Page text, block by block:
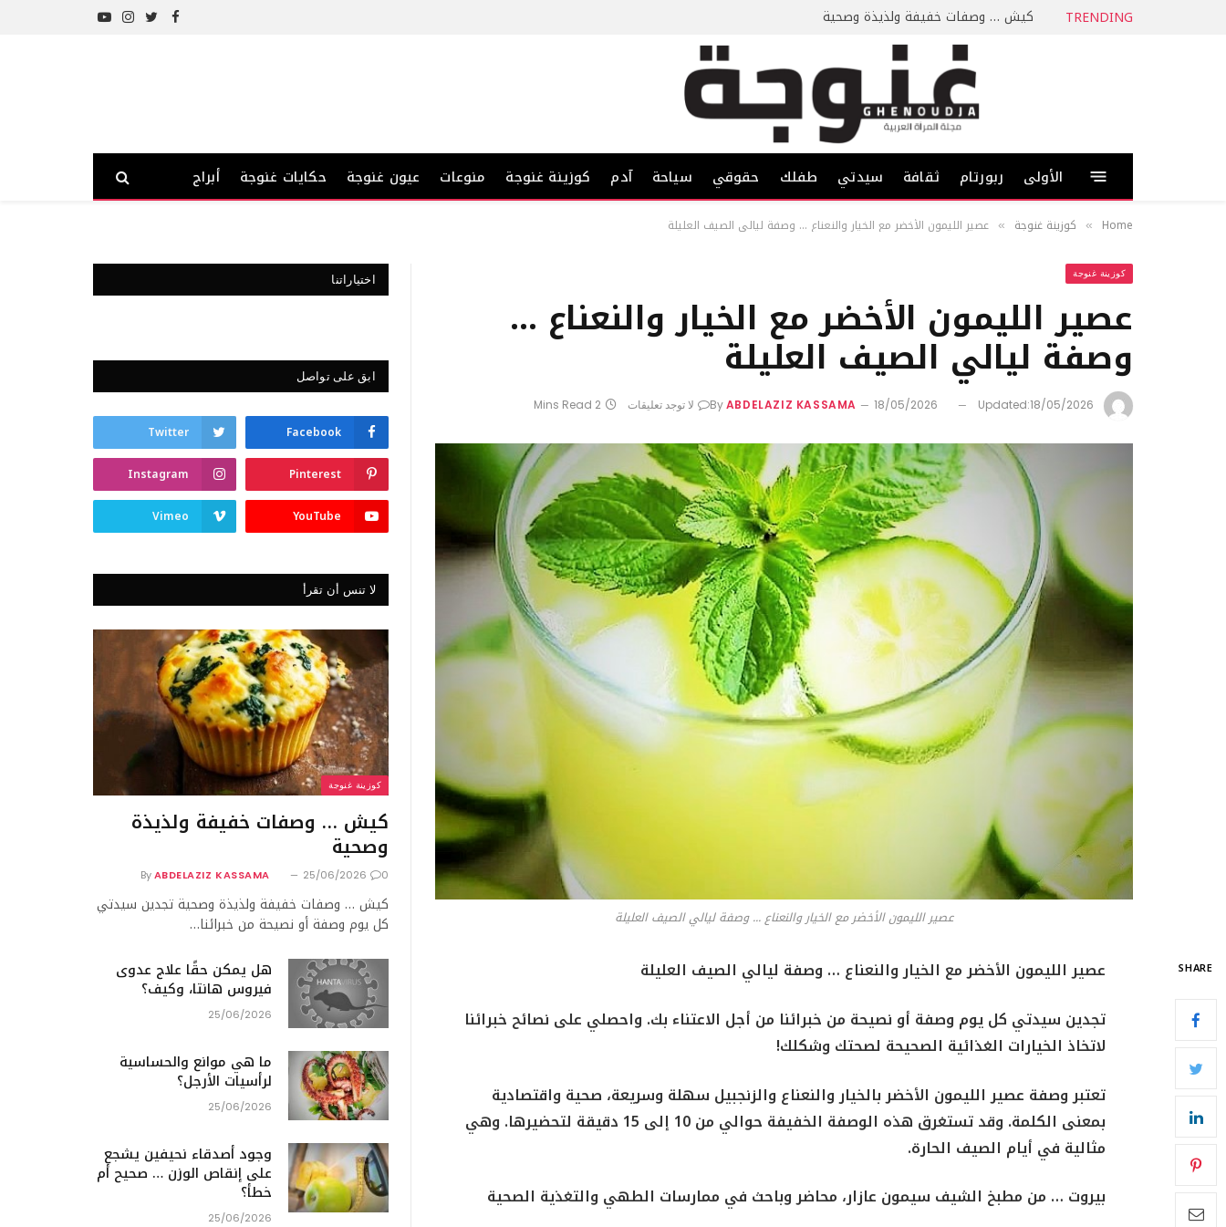
TRENDING كيش … وصفات خفيفة ولذيذة وصحية Facebook
Twitter
Instagram
YouTube
الأولى ربورتام ثقافة سيدتي طفلك حقوقي سياحة آدم كوزينة غنوجة منوعات عيون غنوجة حكايات غنوجة أبراج
Home
» كوزينة غنوجة » عصير الليمون الأخضر مع الخيار والنعناع … وصفة ليالي الصيف العليلة
كوزينة غنوجة
عصير الليمون الأخضر مع الخيار والنعناع …
وصفة ليالي الصيف العليلة
ByABDELAZIZ KASSAMA 18/05/2026 Updated:18/05/2026 لا توجد تعليقات 2 Mins Read
عصير الليمون الأخضر مع الخيار والنعناع ... وصفة ليالي الصيف العليلة
SHARE
عصير الليمون الأخضر مع الخيار والنعناع … وصفة ليالي الصيف العليلة
تجدين سيدتي كل يوم وصفة أو نصيحة من خبرائنا من أجل الاعتناء بك. واحصلي على نصائح خبرائنا
لاتخاذ الخيارات الغذائية الصحيحة لصحتك وشكلك!
تعتبر وصفة عصير الليمون الأخضر بالخيار والنعناع والزنجبيل سهلة وسريعة، صحية واقتصادية
بمعنى الكلمة. وقد تستغرق هذه الوصفة الخفيفة حوالي من 10 إلى 15 دقيقة لتحضيرها. وهي
مثالية في أيام الصيف الحارة.
بيروت … من مطبخ الشيف سيمون عازار، محاضر وباحث في ممارسات الطهي والتغذية الصحية
اختياراتنا
ابق على تواصل
Facebook
Twitter
Pinterest
Instagram
YouTube
Vimeo
لا تنس أن تقرأ
كوزينة غنوجة
كيش … وصفات خفيفة ولذيذة
وصحية
By ABDELAZIZ KASSAMA 25/06/2026 0
كيش … وصفات خفيفة ولذيذة وصحية تجدين سيدتي
كل يوم وصفة أو نصيحة من خبرائنا…
هل يمكن حقًا علاج عدوى
فيروس هانتا، وكيف؟
25/06/2026
ما هي موانع والحساسية
لرأسيات الأرجل؟
25/06/2026
وجود أصدقاء نحيفين يشجع
على إنقاص الوزن … صحيح أم
خطأ؟
25/06/2026